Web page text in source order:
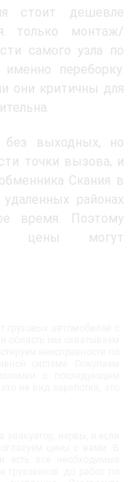
стоит дешевле
только монтаж/
самого узла по
переборку.
они критичны для
без выходных, но
точки вызова, и
Скания в
районах
время. Поэтому
цены могут